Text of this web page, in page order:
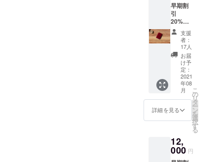
早期割
引
20%OF
F 希望
小売価
¥15,000
→¥12,0
00 カ
ラー：
ワイン
(WIN)
支援
者：
17人
お届
け予
定：
2021
年08
月
詳細を見る
こ
の
リ
タ
ー
ン
を
選
択
す
る
12,
000 円